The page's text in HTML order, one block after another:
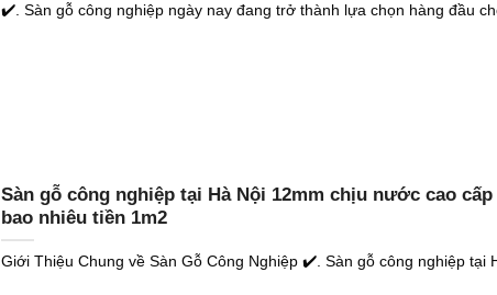
✔️. Sàn gỗ công nghiệp ngày nay đang trở thành lựa chọn hàng đầu
Sàn gỗ công nghiệp tại Hà Nội 12mm chịu nước cao cấp
bao nhiêu tiền 1m2
Giới Thiệu Chung về Sàn Gỗ Công Nghiệp ✔️. Sàn gỗ công nghiệp tại